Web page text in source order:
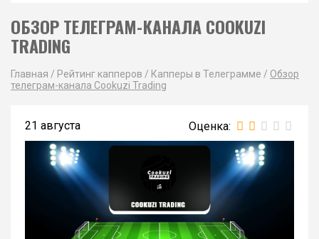
ОБЗОР ТЕЛЕГРАМ-КАНАЛА COOKUZI
TRADING
Главная / Рейтинг капперов / Капперы в Телеграмме / Обзор
телеграм-канала Cookuzi Trading
21 августа